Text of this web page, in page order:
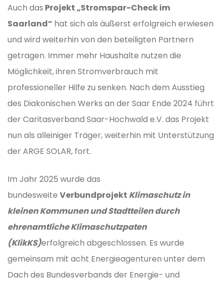
Auch das Projekt „Stromspar-Check im
Saarland“ hat sich als äußerst erfolgreich erwiesen
und wird weiterhin von den beteiligten Partnern
getragen. Immer mehr Haushalte nutzen die
Möglichkeit, ihren Stromverbrauch mit
professioneller Hilfe zu senken. Nach dem Ausstieg
des Diakonischen Werks an der Saar Ende 2024 führt
der Caritasverband Saar-Hochwald e.V. das Projekt
nun als alleiniger Träger, weiterhin mit Unterstützung
der ARGE SOLAR, fort.
Im Jahr 2025 wurde das
bundesweite Verbundprojekt Klimaschutz in
kleinen Kommunen und Stadtteilen durch
ehrenamtliche Klimaschutzpaten
(KlikKS)erfolgreich abgeschlossen. Es wurde
gemeinsam mit acht Energieagenturen unter dem
Dach des Bundesverbands der Energie- und